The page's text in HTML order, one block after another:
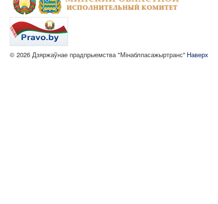
Наверх
© 2026 Дзяржаўнае прадпрыемства "Мінаблпасажыртранс"